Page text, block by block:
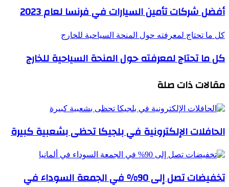
أفضل شركات تأمين السيارات في فرنسا لعام 2023
كل ما تحتاج لمعرفته حول المنحة السياحية للخارج
كل ما تحتاج لمعرفته حول المنحة السياحية للخارج
مقالات ذات صلة
الحافلات الإلكترونية في بلجيكا تحظى بشعبية كبيرة
تخفيضات تصل إلى 90% في الجمعة السوداء في